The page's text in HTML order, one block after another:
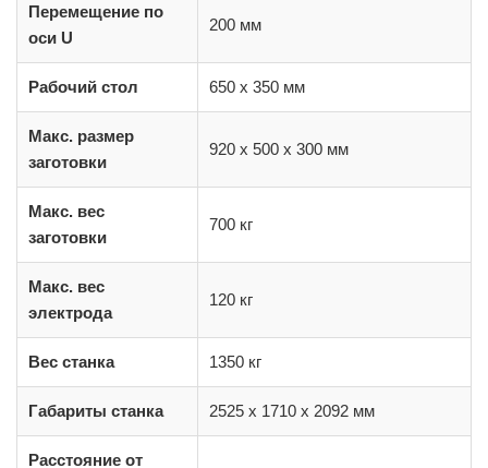
Перемещение по
оси U
200 мм
Рабочий стол 650 x 350 мм
Макс. размер
заготовки
920 x 500 x 300 мм
Макс. вес
заготовки
700 кг
Макс. вес
электрода
120 кг
Вес станка 1350 кг
Габариты станка 2525 x 1710 x 2092 мм
Расстояние от